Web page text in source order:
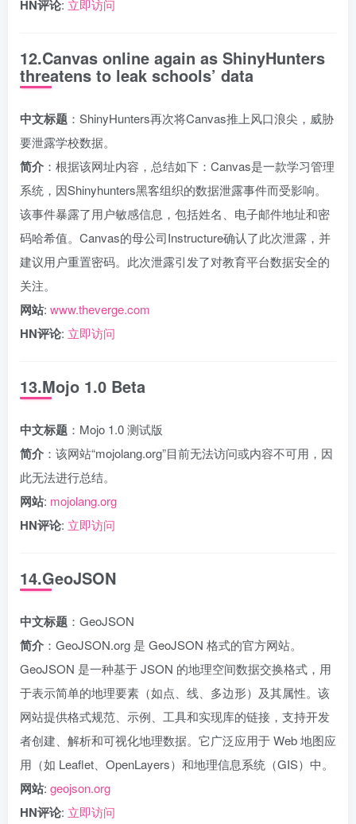
HN评论: 立即访问
12.Canvas online again as ShinyHunters
threatens to leak schools’ data
中文标题 ：ShinyHunters再次将Canvas推上风口浪尖，威胁
要泄露学校数据。
简介 ：根据该网址内容，总结如下：Canvas是一款学习管理
系统，因Shinyhunters黑客组织的数据泄露事件而受影响。
该事件暴露了用户敏感信息，包括姓名、电子邮件地址和密
码哈希值。Canvas的母公司Instructure确认了此次泄露，并
建议用户重置密码。此次泄露引发了对教育平台数据安全的
关注。
网站: www.theverge.com
HN评论: 立即访问
13.Mojo 1.0 Beta
中文标题 ：Mojo 1.0 测试版
简介 ：该网站“mojolang.org”目前无法访问或内容不可用，因
此无法进行总结。
网站: mojolang.org
HN评论: 立即访问
14.GeoJSON
中文标题 ：GeoJSON
简介 ：GeoJSON.org 是 GeoJSON 格式的官方网站。
GeoJSON 是一种基于 JSON 的地理空间数据交换格式，用
于表示简单的地理要素（如点、线、多边形）及其属性。该
网站提供格式规范、示例、工具和实现库的链接，支持开发
者创建、解析和可视化地理数据。它广泛应用于 Web 地图应
用（如 Leaflet、OpenLayers）和地理信息系统（GIS）中。
网站: geojson.org
HN评论: 立即访问